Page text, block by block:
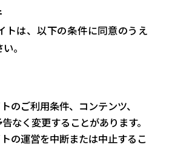
トは、以下の条件に同意のうえ
。
のご利用条件、コンテンツ、
なく変更することがあります。
の運営を中断または中止するこ